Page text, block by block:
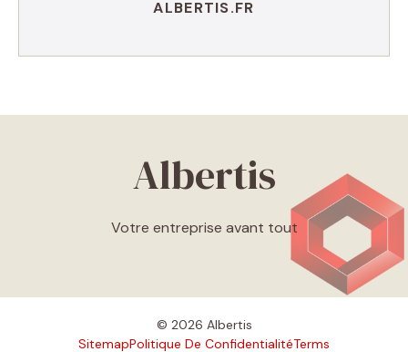
ALBERTIS.FR
Albertis
Votre entreprise avant tout
© 2026 Albertis
SitemapPolitique De ConfidentialitéTerms